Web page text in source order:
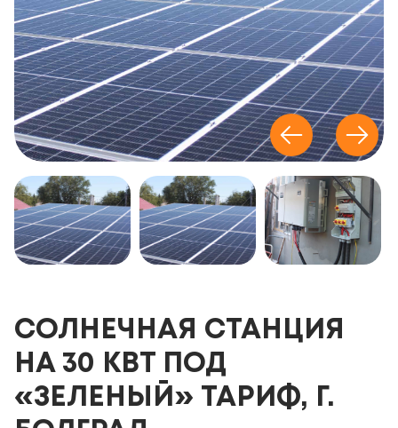
СОЛНЕЧНАЯ СТАНЦИЯ
НА 30 КВТ ПОД
«ЗЕЛЕНЫЙ» ТАРИФ, Г.